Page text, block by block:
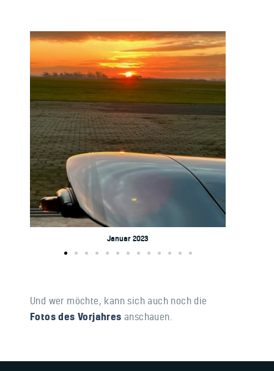
Januar 2023
Und wer möchte, kann sich auch noch die
Fotos des Vorjahres anschauen.